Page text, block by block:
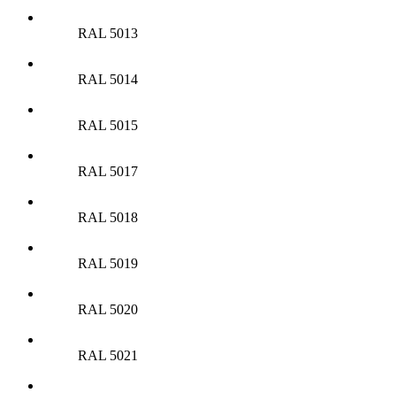
RAL 5013
RAL 5014
RAL 5015
RAL 5017
RAL 5018
RAL 5019
RAL 5020
RAL 5021